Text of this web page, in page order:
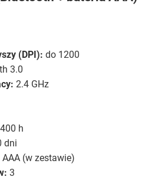
(DPI): do 1200
3.0
2.4 GHz
h
dni
AAA (w zestawie)
3